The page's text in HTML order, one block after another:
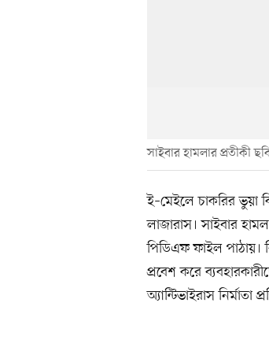
সাইবার হামলার প্রতীকী
ই–মেইলে চাকরির ভুয়া
লাজারাস। সাইবার
পিডিএফ ফাইল পাঠায়।
প্রবেশ করে
অ্যান্টিভাইরাস নির্মাতা